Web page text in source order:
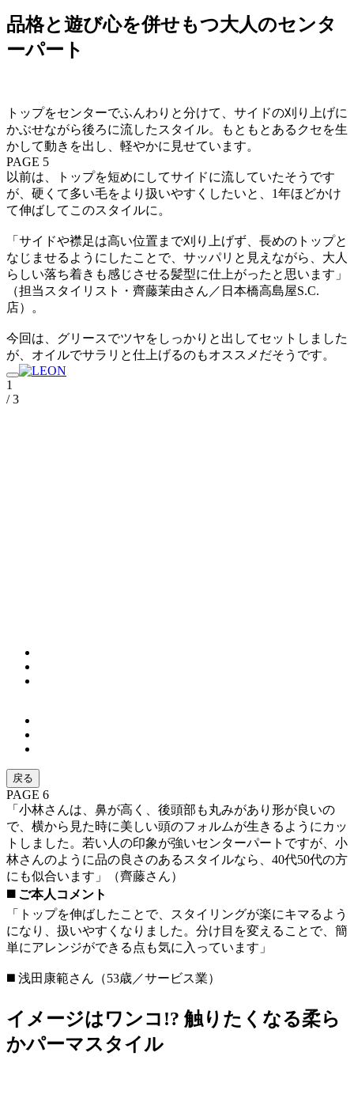
品格と遊び心を併せもつ大人のセンタ
ーパート
トップをセンターでふんわりと分けて、サイドの刈り上げに
かぶせながら後ろに流したスタイル。もともとあるクセを生
かして動きを出し、軽やかに見せています。
PAGE 5
以前は、トップを短めにしてサイドに流していたそうです
が、硬くて多い毛をより扱いやすくしたいと、1年ほどかけ
て伸ばしてこのスタイルに。
「サイドや襟足は高い位置まで刈り上げず、長めのトップと
なじませるようにしたことで、サッパリと見えながら、大人
らしい落ち着きも感じさせる髪型に仕上がったと思います」
（担当スタイリスト・齊藤茉由さん／日本橋高島屋S.C.
店）。
今回は、グリースでツヤをしっかりと出してセットしました
が、オイルでサラリと仕上げるのもオススメだそうです。
1
/ 3
戻る
PAGE 6
「小林さんは、鼻が高く、後頭部も丸みがあり形が良いの
で、横から見た時に美しい頭のフォルムが生きるようにカッ
トしました。若い人の印象が強いセンターパートですが、小
林さんのように品の良さのあるスタイルなら、40代50代の方
にも似合います」（齊藤さん）
◼️ ご本人コメント
「トップを伸ばしたことで、スタイリングが楽にキマるよう
になり、扱いやすくなりました。分け目を変えることで、簡
単にアレンジができる点も気に入っています」
◼️ 浅田康範さん（53歳／サービス業）
イメージはワンコ!? 触りたくなる柔ら
かパーマスタイル